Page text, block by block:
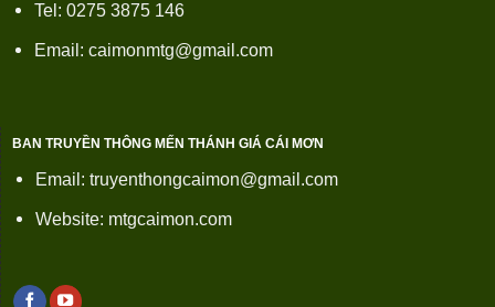
Tel: 0275 3875 146
Email: caimonmtg@gmail.com
BAN TRUYỀN THÔNG MẾN THÁNH GIÁ CÁI MƠN
Email: truyenthongcaimon@gmail.com
Website: mtgcaimon.com